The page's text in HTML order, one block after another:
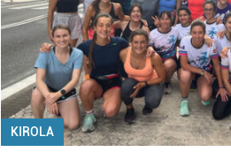
KIROLA